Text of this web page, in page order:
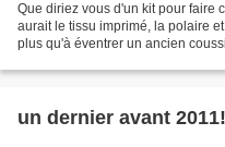
Que diriez vous d'un kit pour faire
aurait le tissu imprimé, la polaire
plus qu'à éventrer un ancien
un dernier avant 2011!